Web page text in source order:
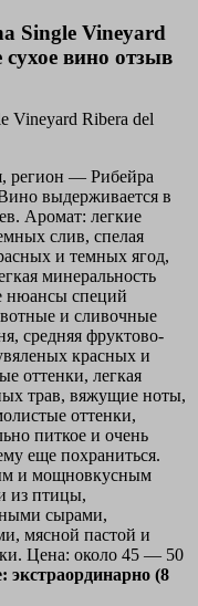
Single Vineyard
вино отзыв
регион — Рибейра
выдерживается в
Аромат: легкие
слив, спелая
и темных ягод,
минеральность
нюансы специй
и сливочные
средняя фруктово-
красных и
оттенки, легкая
трав, вяжущие ноты,
оттенки,
питкое и очень
еще похраниться.
и мощновкусным
из птицы,
сырами,
мясной пастой и
Цена: около 45 — 50
экстраординарно (8